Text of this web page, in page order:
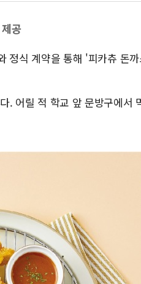
공
정식 계약을 통해 '피카츄 돈
. 어릴 적 학교 앞 문방구에서